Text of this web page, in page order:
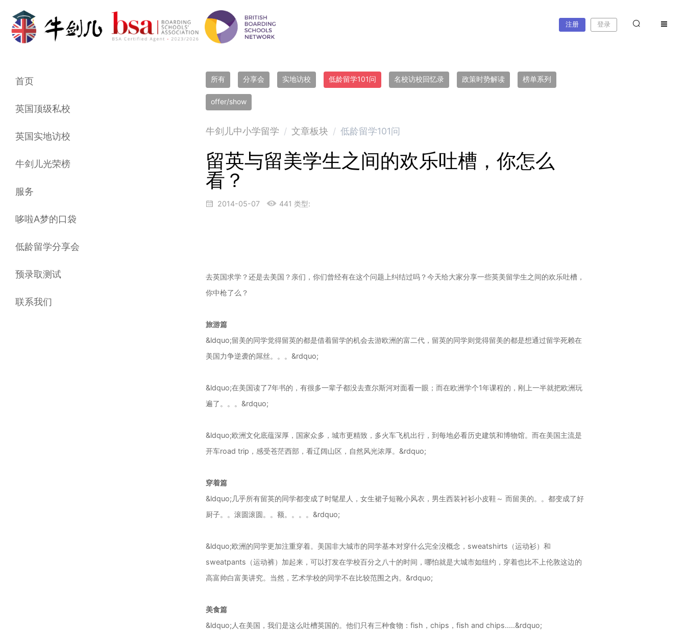
注册 登录
首页
英国顶级私校
英国实地访校
牛剑儿光荣榜
服务
哆啦A梦的口袋
低龄留学分享会
预录取测试
联系我们
所有 分享会 实地访校 低龄留学101问 名校访校回忆录 政策时势解读 榜单系列
offer/show
牛剑儿中小学留学 / 文章板块 / 低龄留学101问
留英与留美学生之间的欢乐吐槽，你怎么
看？
2014-05-07 441 类型:
去英国求学？还是去美国？亲们，你们曾经有在这个问题上纠结过吗？今天给大家分享一些英美留学生之间的欢乐吐槽，
你中枪了么？
旅游篇
&ldquo;留美的同学觉得留英的都是借着留学的机会去游欧洲的富二代，留英的同学则觉得留美的都是想通过留学死赖在
美国力争逆袭的屌丝。。。&rdquo;
&ldquo;在美国读了7年书的，有很多一辈子都没去查尔斯河对面看一眼；而在欧洲学个1年课程的，刚上一半就把欧洲玩
遍了。。。&rdquo;
&ldquo;欧洲文化底蕴深厚，国家众多，城市更精致，多火车飞机出行，到每地必看历史建筑和博物馆。而在美国主流是
开车road trip，感受苍茫西部，看辽阔山区，自然风光浓厚。&rdquo;
穿着篇
&ldquo;几乎所有留英的同学都变成了时髦星人，女生裙子短靴小风衣，男生西装衬衫小皮鞋～ 而留美的。。都变成了好
厨子。。滚圆滚圆。。额。。。。&rdquo;
&ldquo;欧洲的同学更加注重穿着。美国非大城市的同学基本对穿什么完全没概念，sweatshirts（运动衫）和
sweatpants（运动裤）加起来，可以打发在学校百分之八十的时间，哪怕就是大城市如纽约，穿着也比不上伦敦这边的
高富帅白富美讲究。当然，艺术学校的同学不在比较范围之内。&rdquo;
美食篇
&ldquo;人在美国，我们是这么吐槽英国的。他们只有三种食物：fish，chips，fish and chips.....&rdquo;